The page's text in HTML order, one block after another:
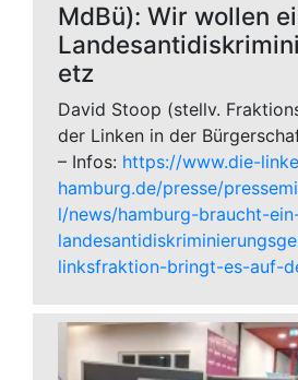
MdBü): Wir wollen
etz
David Stoop (stellv.
der Linken in der
– Infos: https://www.die-
hamburg.de/presse/
l/news/hamburg-braucht-
linksfraktion-bringt-es-auf-